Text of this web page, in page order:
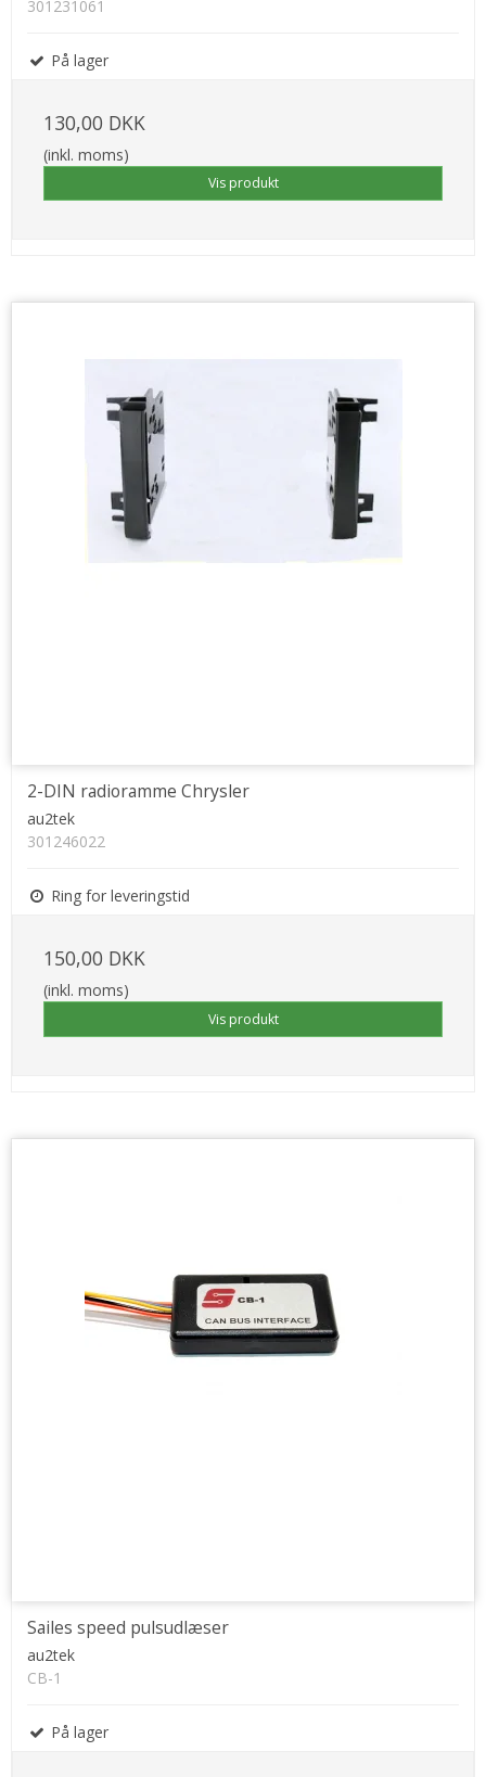
301231061
På lager
130,00 DKK
(inkl. moms)
Vis produkt
2-DIN radioramme Chrysler
au2tek
301246022
Ring for leveringstid
150,00 DKK
(inkl. moms)
Vis produkt
Sailes speed pulsudlæser
au2tek
CB-1
På lager